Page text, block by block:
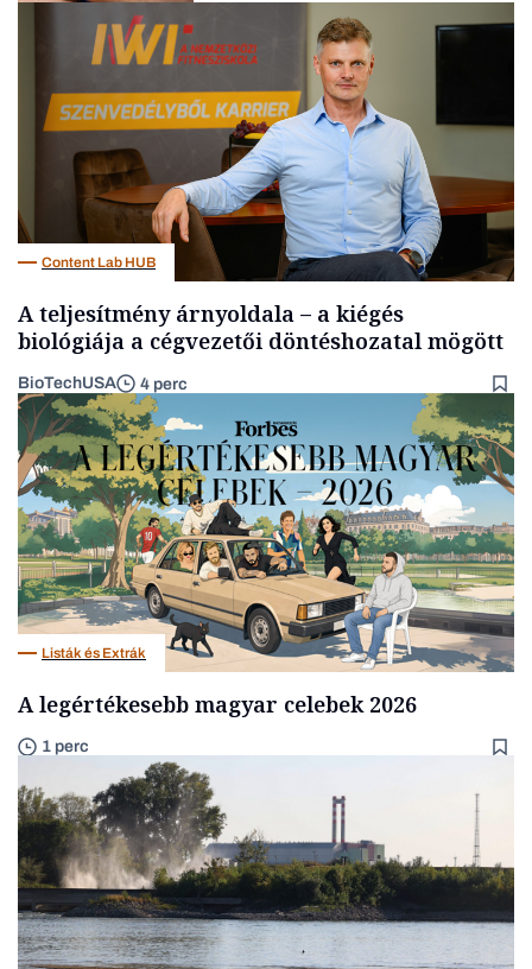
Content Lab HUB
A teljesítmény árnyoldala – a kiégés
biológiája a cégvezetői döntéshozatal mögött
BioTechUSA 4 perc
Listák és Extrák
A legértékesebb magyar celebek 2026
1 perc